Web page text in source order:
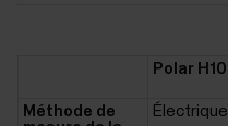
Polar H10
Méthode de
Électrique